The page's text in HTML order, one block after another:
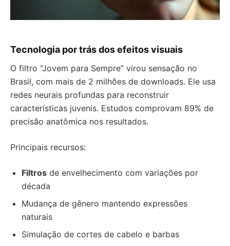
Tecnologia por trás dos efeitos visuais
O filtro “Jovem para Sempre” virou sensação no
Brasil, com mais de 2 milhões de downloads. Ele usa
redes neurais profundas para reconstruir
características juvenis. Estudos comprovam 89% de
precisão anatômica nos resultados.
Principais recursos:
Filtros de envelhecimento com variações por
década
Mudança de gênero mantendo expressões
naturais
Simulação de cortes de cabelo e barbas